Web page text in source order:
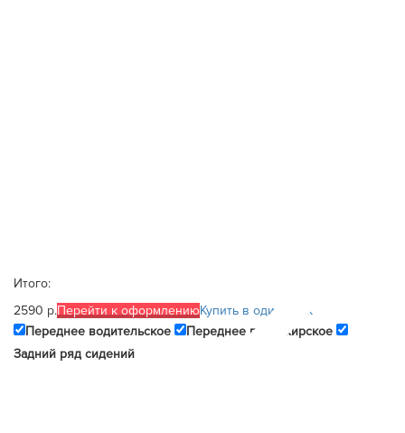
Итого:
2590 р.Перейти к оформлениюКупить в один клик
Переднее водительское
Переднее пассажирское
Задний ряд сидений